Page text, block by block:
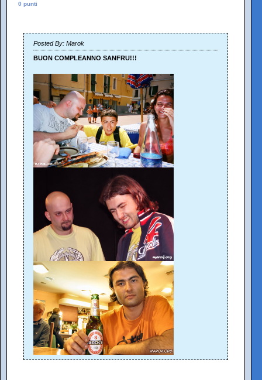
0 punti
Posted By: Marok
BUON COMPLEANNO SANFRU!!!